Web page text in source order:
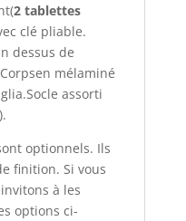
2 tablettes
clé pliable.
dessus de
mélaminé
assorti
optionnels. Ils
finition. Si vous
à les
options ci-